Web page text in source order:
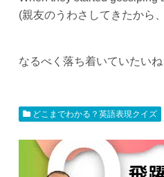
(親友のうわさしてきたから
なるべく落ち着いていたいね
どこまでわかる？英語表現クイズ